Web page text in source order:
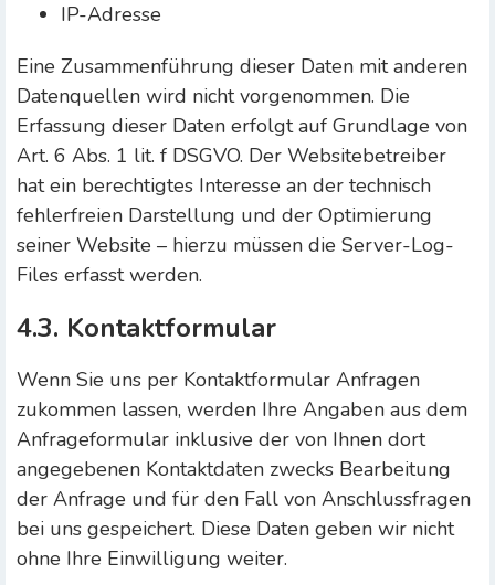
IP-Adresse
Eine Zusammenführung dieser Daten mit anderen
Datenquellen wird nicht vorgenommen. Die
Erfassung dieser Daten erfolgt auf Grundlage von
Art. 6 Abs. 1 lit. f DSGVO. Der Websitebetreiber
hat ein berechtigtes Interesse an der technisch
fehlerfreien Darstellung und der Optimierung
seiner Website – hierzu müssen die Server-Log-
Files erfasst werden.
4.3. Kontaktformular
Wenn Sie uns per Kontaktformular Anfragen
zukommen lassen, werden Ihre Angaben aus dem
Anfrageformular inklusive der von Ihnen dort
angegebenen Kontaktdaten zwecks Bearbeitung
der Anfrage und für den Fall von Anschlussfragen
bei uns gespeichert. Diese Daten geben wir nicht
ohne Ihre Einwilligung weiter.